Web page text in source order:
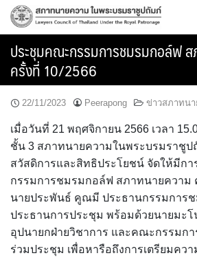
Skip
ประชุมคณะกรรมการชมรมกอล์ฟ
ครั้งที่ 10/2566
22/11/2023 Peerapong ข่าวสภาทน
เมื่อวันที่ 21 พฤศจิกายน 2566 เวลา
ชั้น 3 สภาทนายความในพระบรมราชูป
สวัสดิการและสิทธิประโยชน์ จัดให้มีก
กรรมการชมรมกอล์ฟ สภาทนายความ
นายประพันธ์ คูณมี ประธานกรรมการ
ประธานการประชุม พร้อมด้วยนายมะ
อุปนายกฝ่ายวิชาการ และคณะกรรมก
ร่วมประชุม เพื่อหารือถึงการเตรียมคว